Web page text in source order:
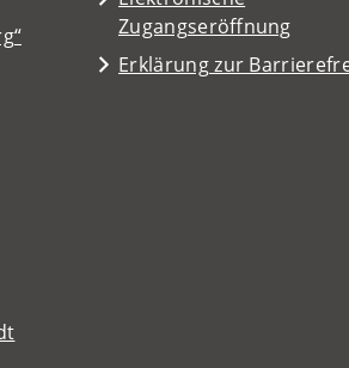
Zugangseröffnung
Erklärung zur